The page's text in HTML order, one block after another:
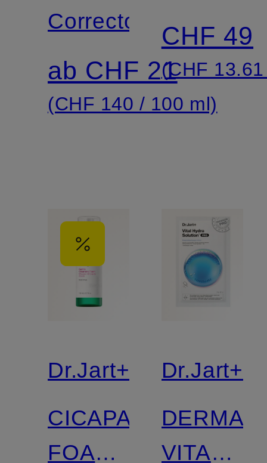
CORRECTING
TREATMENT
SPF30
Corrector
ab CHF 21
(CHF 140 / 100 ml)
SERUM
STICK
CHF 49
(CHF
Dr.Jart+
CICAPAIR
FOAMING
Dr.Jart+
VITAL